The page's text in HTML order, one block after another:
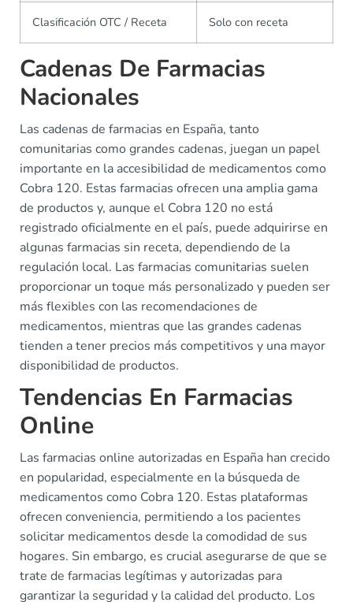
Clasificación OTC / Receta Solo con receta
Cadenas De Farmacias
Nacionales
Las cadenas de farmacias en España, tanto
comunitarias como grandes cadenas, juegan un papel
importante en la accesibilidad de medicamentos como
Cobra 120. Estas farmacias ofrecen una amplia gama
de productos y, aunque el Cobra 120 no está
registrado oficialmente en el país, puede adquirirse en
algunas farmacias sin receta, dependiendo de la
regulación local. Las farmacias comunitarias suelen
proporcionar un toque más personalizado y pueden ser
más flexibles con las recomendaciones de
medicamentos, mientras que las grandes cadenas
tienden a tener precios más competitivos y una mayor
disponibilidad de productos.
Tendencias En Farmacias
Online
Las farmacias online autorizadas en España han crecido
en popularidad, especialmente en la búsqueda de
medicamentos como Cobra 120. Estas plataformas
ofrecen conveniencia, permitiendo a los pacientes
solicitar medicamentos desde la comodidad de sus
hogares. Sin embargo, es crucial asegurarse de que se
trate de farmacias legítimas y autorizadas para
garantizar la seguridad y la calidad del producto. Los